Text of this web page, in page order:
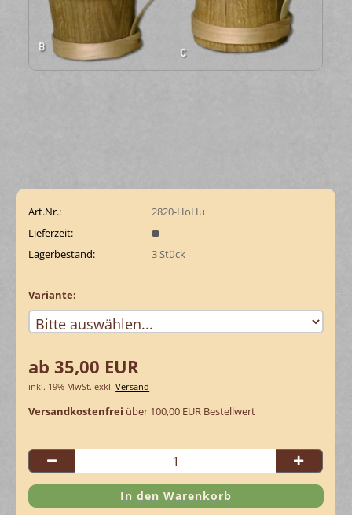
Art.Nr.:
2820-HoHu
Lieferzeit:
Lagerbestand:
3Stück
Variante:
ab 35,00 EUR
inkl. 19% MwSt. exkl.Versand
Versandkostenfrei über 100,00 EUR Bestellwert